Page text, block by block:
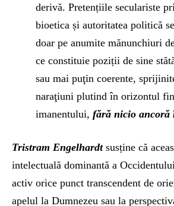
derivă. Pretențiile seculariste
bioetica și autoritatea politică
doar pe anumite mănunchiuri
ce constituie poziții de sine
sau mai puţin coerente,
naraţiuni plutind în orizontul
imanentului, fără nicio
Tristram Engelhardtsusține că
intelectuală dominantă a
activ orice punct transcendent de
apelul la Dumnezeu sau la